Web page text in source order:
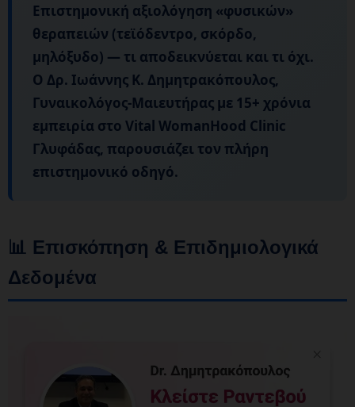
Επιστημονική αξιολόγηση «φυσικών»
θεραπειών (τεϊόδεντρο, σκόρδο,
μηλόξυδο) — τι αποδεικνύεται και τι όχι.
Ο Δρ. Ιωάννης Κ. Δημητρακόπουλος,
Γυναικολόγος-Μαιευτήρας με 15+ χρόνια
εμπειρία στο Vital WomanHood Clinic
Γλυφάδας, παρουσιάζει τον πλήρη
επιστημονικό οδηγό.
📊 Επισκόπηση & Επιδημιολογικά
Δεδομένα